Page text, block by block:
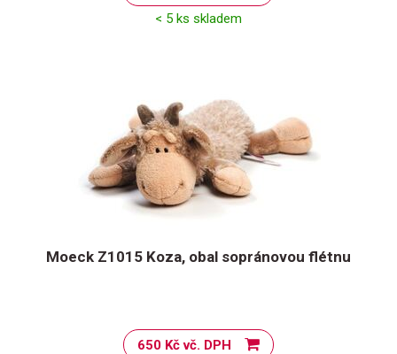
< 5 ks skladem
Moeck Z1015 Koza, obal sopránovou flétnu
650 Kč vč. DPH